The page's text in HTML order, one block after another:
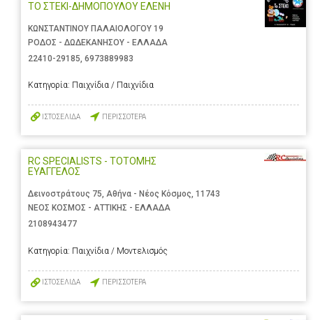
ΤΟ ΣΤΕΚΙ-ΔΗΜΟΠΟΥΛΟΥ ΕΛΕΝΗ
ΚΩΝΣΤΑΝΤΙΝΟΥ ΠΑΛΑΙΟΛΟΓΟΥ 19
ΡΟΔΟΣ - ΔΩΔΕΚΑΝΗΣΟΥ - ΕΛΛΑΔΑ
22410-29185, 6973889983
Κατηγορία: Παιχνίδια / Παιχνίδια
ΙΣΤΟΣΕΛΙΔΑ ΠΕΡΙΣΣΟΤΕΡΑ
RC SPECIALISTS - ΤΟΤΟΜΗΣ
ΕΥΑΓΓΕΛΟΣ
Δεινοστράτους 75, Αθήνα - Νέος Κόσμος, 11743
ΝΕΟΣ ΚΟΣΜΟΣ - ΑΤΤΙΚΗΣ - ΕΛΛΑΔΑ
2108943477
Κατηγορία: Παιχνίδια / Μοντελισμός
ΙΣΤΟΣΕΛΙΔΑ ΠΕΡΙΣΣΟΤΕΡΑ